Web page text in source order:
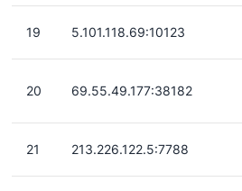
19 5.101.118.69:10123
20 69.55.49.177:38182
21 213.226.122.5:7788